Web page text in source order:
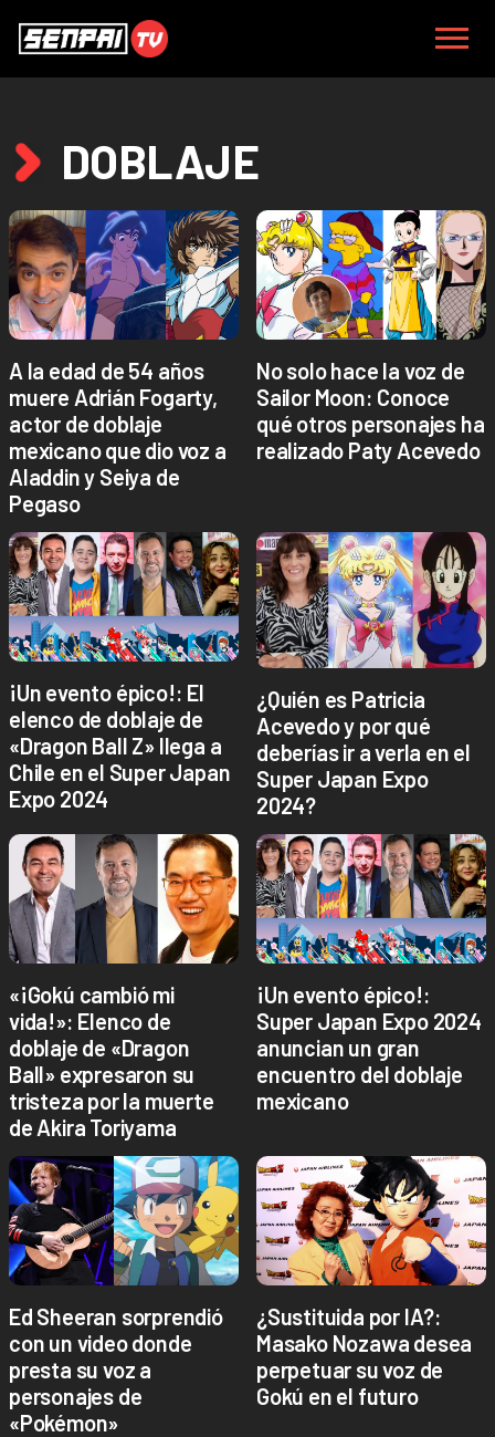
DOBLAJE
A la edad de 54 años
muere Adrián Fogarty,
actor de doblaje
mexicano que dio voz a
Aladdin y Seiya de
Pegaso
No solo hace la voz de
Sailor Moon: Conoce
qué otros personajes ha
realizado Paty Acevedo
¡Un evento épico!: El
elenco de doblaje de
«Dragon Ball Z» llega a
Chile en el Super Japan
Expo 2024
¿Quién es Patricia
Acevedo y por qué
deberías ir a verla en el
Super Japan Expo
2024?
«¡Gokú cambió mi
vida!»: Elenco de
doblaje de «Dragon
Ball» expresaron su
tristeza por la muerte
de Akira Toriyama
¡Un evento épico!:
Super Japan Expo 2024
anuncian un gran
encuentro del doblaje
mexicano
Ed Sheeran sorprendió
con un video donde
presta su voz a
personajes de
«Pokémon»
¿Sustituida por IA?:
Masako Nozawa desea
perpetuar su voz de
Gokú en el futuro